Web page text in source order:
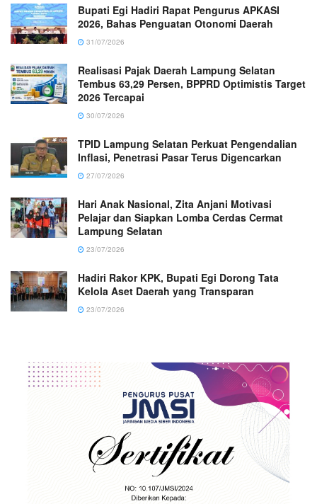
Bupati Egi Hadiri Rapat Pengurus APKASI
2026, Bahas Penguatan Otonomi Daerah
31/07/2026
Realisasi Pajak Daerah Lampung Selatan
Tembus 63,29 Persen, BPPRD Optimistis Target
2026 Tercapai
30/07/2026
TPID Lampung Selatan Perkuat Pengendalian
Inflasi, Penetrasi Pasar Terus Digencarkan
27/07/2026
Hari Anak Nasional, Zita Anjani Motivasi
Pelajar dan Siapkan Lomba Cerdas Cermat
Lampung Selatan
23/07/2026
Hadiri Rakor KPK, Bupati Egi Dorong Tata
Kelola Aset Daerah yang Transparan
23/07/2026